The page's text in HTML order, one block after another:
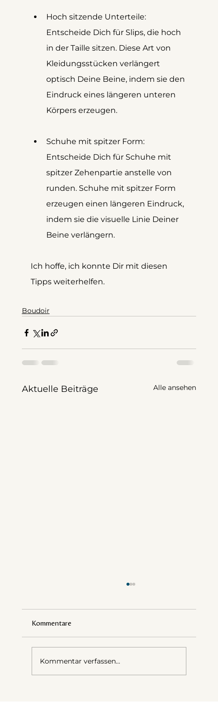
Hoch sitzende Unterteile:
Entscheide Dich für Slips, die hoch
in der Taille sitzen. Diese Art von
Kleidungsstücken verlängert
optisch Deine Beine, indem sie den
Eindruck eines längeren unteren
Körpers erzeugen.
Schuhe mit spitzer Form:
Entscheide Dich für Schuhe mit
spitzer Zehenpartie anstelle von
runden. Schuhe mit spitzer Form
erzeugen einen längeren Eindruck,
indem sie die visuelle Linie Deiner
Beine verlängern.
Ich hoffe, ich konnte Dir mit diesen
Tipps weiterhelfen.
Boudoir
Aktuelle Beiträge Alle ansehen
Kommentare
Kommentar verfassen...